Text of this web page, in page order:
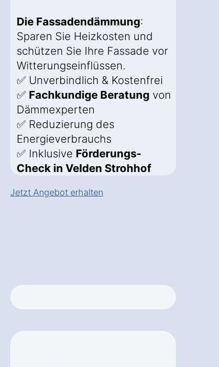
Die Fassadendämmung:
Sparen Sie Heizkosten und
schützen Sie Ihre Fassade vor
Witterungseinflüssen.
✅ Unverbindlich & Kostenfrei
✅ Fachkundige Beratung von
Dämmexperten
✅ Reduzierung des
Energieverbrauchs
✅ Inklusive Förderungs-
Check in Velden Strohhof
Jetzt Angebot erhalten